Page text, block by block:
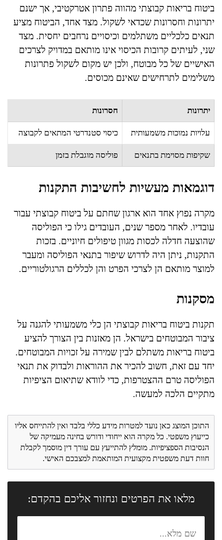
ביטוח בריאות קבוצתי מהווה פתרון אטרקטיבי, אך ישנם
יתרונות וחסרונות שכדאי לשקול. מצד אחד, הביטוח מציע
תנאים כלכליים משתלמים וכיסויים נרחבים יחסית. מצד
שני, לעיתים קרובות הכיסוי אינו מותאם במדויק לצרכים
האישיים של כל מבוטח, ולכן יש מקום לשקול פתרונות
משלימים לתרחישים שאינם מכוסים.
יתרונות חסרונות
עלויות נמוכות משמעותית כיסוי סטנדרטי המתאים לקבוצה
שקיפות מסוימת בתנאים פוליסה מוגבלת בזמן
דוגמאות מעשיות לחשיבות התקנות
מקרה נפוץ אחד הוא ארגון שחתם על ביטוח קבוצתי עבור
עובדיו. לאחר מספר שנים, העובדים גילו כי הפוליסה
שהוצעה חדלה לכסות מגוון טיפולים חיוניים. בזכות
התקנות, ניתן היה לדרוש שיפור בתנאי הפוליסה ומעבר
למוצר מותאם הן לצרכי הפרט והן לכללים הרגולטוריים.
מסקנות
תקנות ביטוח בריאות קבוצתי הן כלי משמעותי להגנה על
ציבור המבוטחים בישראל. הן מאזנות בין הצורך להציע
ביטוח בריאות משתלם לבין שמירה על זכויות המבוטחים.
יחד עם זאת, חשוב להכיר את ההוראות ולבדוק את תנאי
הפוליסה טרם ההצטרפות, כדי לוודא שתיאום הציפיות
מתקיים הלכה למעשה.
התוכן המוצג כאן נועד למטרות מידע כללי בלבד ואין להתייחס אליו
כייעוץ משפטי. כל מקרה הוא ייחודי ודורש בחינה מעמיקה של
הנסיבות הספציפיות. מומלץ להתייעץ עם עורך דין מוסמך לקבלת
חוות דעת משפטית מקצועית המותאמת למצבכם האישי.
מלאו את הפרטים ונחזור אליכם בהקדם: